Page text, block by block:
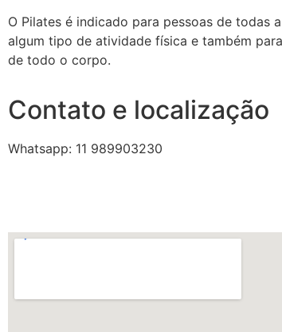
O Pilates é indicado para pessoas de todas
algum tipo de atividade física e também
de todo o corpo.
Contato e localização
Whatsapp: 11 989903230